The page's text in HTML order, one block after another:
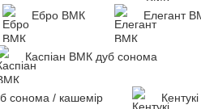
Ебро ВМК Елегант
Каспіан ВМК дуб сонома
сонома / кашемір